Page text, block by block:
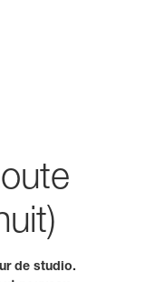
de studio.